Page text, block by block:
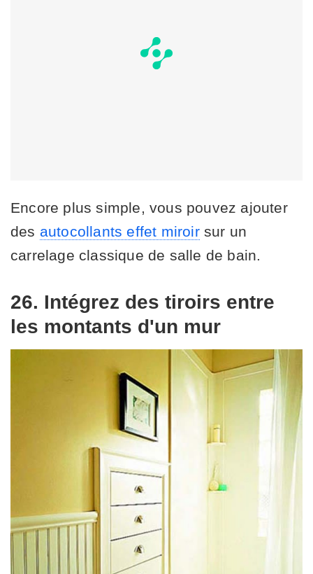
Encore plus simple, vous pouvez ajouter
des autocollants effet miroirsur un
carrelage classique de salle de bain.
26. Intégrez des tiroirs entre
les montants d'un mur